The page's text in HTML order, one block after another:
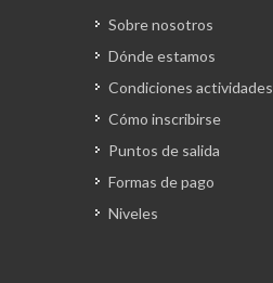
Sobre nosotros
Dónde estamos
Condiciones actividades
Cómo inscribirse
Puntos de salida
Formas de pago
Niveles